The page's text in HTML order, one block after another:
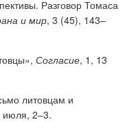
Разговор Томаса
и мир, 3 (45), 143–
Согласие, 1, 13
литовцам и
июля, 2–3.